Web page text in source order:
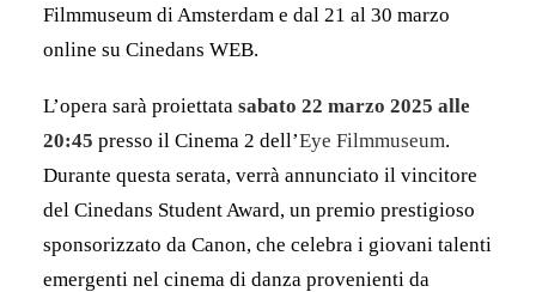
Filmmuseum di Amsterdam e dal 21 al 30 marzo
online su Cinedans WEB.
L’opera sarà proiettata sabato 22 marzo 2025 alle
20:45 presso il Cinema 2 dell’Eye Filmmuseum.
Durante questa serata, verrà annunciato il vincitore
del Cinedans Student Award, un premio prestigioso
sponsorizzato da Canon, che celebra i giovani talenti
emergenti nel cinema di danza provenienti da